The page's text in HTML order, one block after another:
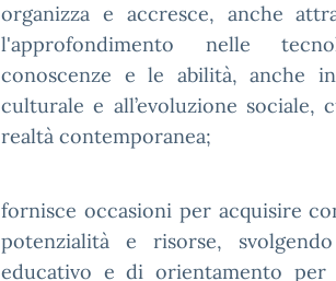
organizza e accresce, anche
l'approfondimento nelle
conoscenze e le abilità, anche
culturale e all’evoluzione sociale,
realtà contemporanea;
fornisce occasioni per acquisire
potenzialità e risorse,
educativo e di orientamento